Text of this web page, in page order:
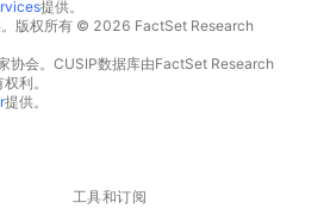
提供。
版权所有 © 2026 FactSet Research
会。CUSIP数据库由FactSet Research
利。
提供。
工具和订阅